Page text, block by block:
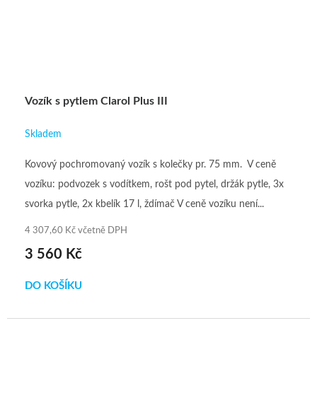
Vozík s pytlem Clarol Plus III
Skladem
4 307,60 Kč včetně DPH
3 560 Kč
DO KOŠÍKU
Kovový pochromovaný vozík s kolečky pr. 75 mm. V ceně
vozíku: podvozek s vodítkem, rošt pod pytel, držák pytle, 3x
svorka pytle, 2x kbelík 17 l, ždímač V ceně vozíku není...